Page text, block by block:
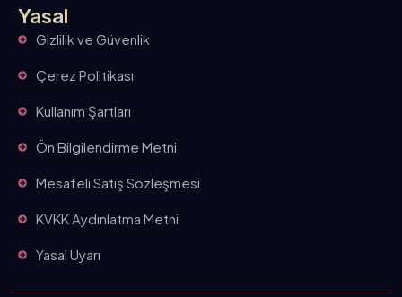
Yasal
Gizlilik ve Güvenlik
Çerez Politikası
Kullanım Şartları
Ön Bilgilendirme Metni
Mesafeli Satış Sözleşmesi
KVKK Aydınlatma Metni
Yasal Uyarı